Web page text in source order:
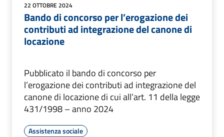
22 OTTOBRE 2024
Bando di concorso per l’erogazione dei
contributi ad integrazione del canone di
locazione
Pubblicato il bando di concorso per
l’erogazione dei contributi ad integrazione del
canone di locazione di cui all’art. 11 della legge
431/1998 – anno 2024
Assistenza sociale